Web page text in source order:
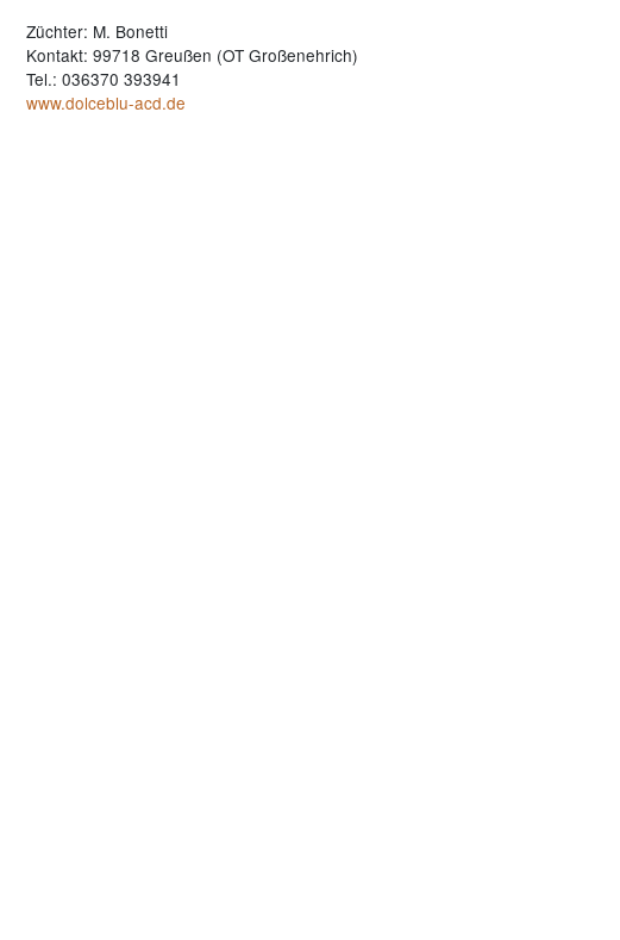
Züchter: M. Bonetti
Kontakt: 99718 Greußen (OT Großenehrich)
Tel.: 036370 393941
www.dolceblu-acd.de